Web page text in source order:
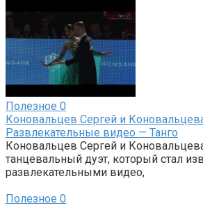
Полезное 0
Коновальцев Сергей и
Развлекательные видео — Танго
Коновальцев Сергей и
танцевальный дуэт, который стал
развлекательными видео,
Полезное 0